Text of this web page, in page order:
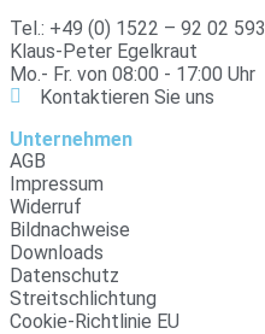
Tel.: +49 (0) 1522 – 92 02 593
Klaus-Peter Egelkraut
Mo.- Fr. von 08:00 - 17:00 Uhr
Kontaktieren Sie uns
Unternehmen
AGB
Impressum
Widerruf
Bildnachweise
Downloads
Datenschutz
Streitschlichtung
Cookie-Richtlinie EU